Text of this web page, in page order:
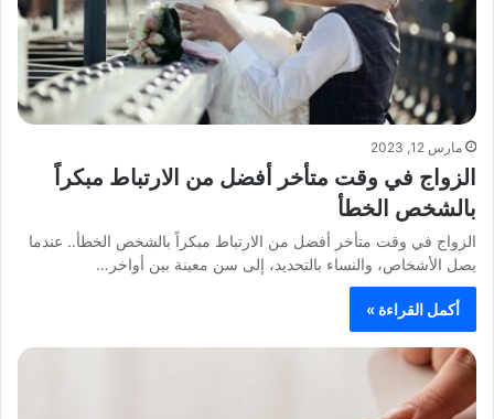
مارس 12, 2023
الزواج في وقت متأخر أفضل من الارتباط مبكراً
بالشخص الخطأ
الزواج في وقت متأخر أفضل من الارتباط مبكراً بالشخص الخطأ.. عندما
يصل الأشخاص، والنساء بالتحديد، إلى سن معينة بين أواخر…
أكمل القراءة »